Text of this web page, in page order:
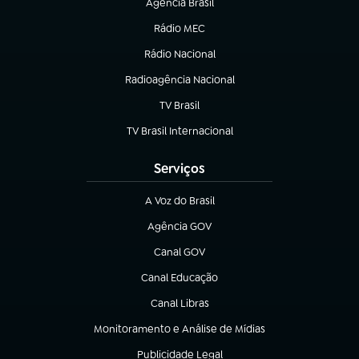
Agência Brasil
(abre em nova aba)
Rádio MEC
(abre em nova aba)
Rádio Nacional
Radioagência Nacional
(abre em nova aba)
TV Brasil
(abre em nova aba)
TV Brasil Internacional
(abre em nova aba)
Serviços
A Voz do Brasil
(abre em nova aba)
Agência GOV
(abre em nova aba)
Canal GOV
(abre em nova aba)
Canal Educação
(abre em nova aba)
Canal Libras
(abre em nova aba)
Monitoramento e Análise de Mídias
(abre em nova aba)
Publicidade Legal